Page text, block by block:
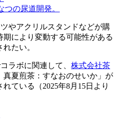
つの尿道開発。
やアクリルスタンドなどが購
期により変動する可能性がある
たい。
ラボに関連して、 株式会社茶
夏煎茶：すなおのせいか」が
ている（2025年8月15日より